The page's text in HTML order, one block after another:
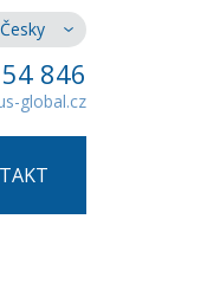
Česky
846
global.cz